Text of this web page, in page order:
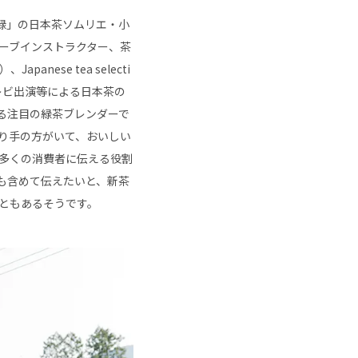
の日本茶ソムリエ・小
ブインストラクター、茶
、Japanese tea selecti
出演等による日本茶の
注目の緑茶ブレンダーで
手の方がいて、おいしい
くの消費者に伝える役割
含めて伝えたいと、新茶
あるそうです。